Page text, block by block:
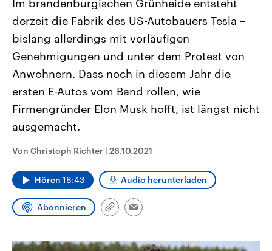
Landtagswahl Sachsen-Anhalt
Alle Informationen
Sachsen-Anhalt wählt am 6.
September 2026 einen neuen
Landtag. Seit 2021 wird das
Bundesland von einer Koalition aus
CDU, SPD und FDP regiert.-
Umfragen, Prognosen,
Wahlprogramme, aktuelle Berichte
und Hintergründe zu den Parteien
und Kandidaten der anstehenden
USA
Hintergründe
Wirtschaftlich und
gehören die Vereinigten
den mächtigsten Ländern
mit großem Einfluss auf
aktuelle Weltgeschehen.
Sendungen Programm Podcasts
Audio-Archiv
Im brandenburgischen Grünheide entsteht
derzeit die Fabrik des US-Autobauers Tesla –
bislang allerdings mit vorläufigen
Genehmigungen und unter dem Protest von
Anwohnern. Dass noch in diesem Jahr die
ersten E-Autos vom Band rollen, wie
Firmengründer Elon Musk hofft, ist längst nicht
ausgemacht.
Von Christoph Richter | 28.10.2021
Hören 18:43 Audio herunterladen
Abonnieren
Link
Email